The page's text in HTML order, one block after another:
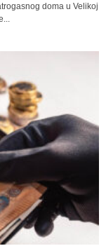
doma u Velikoj